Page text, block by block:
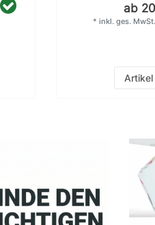
ab
* inkl. ges. MwSt.